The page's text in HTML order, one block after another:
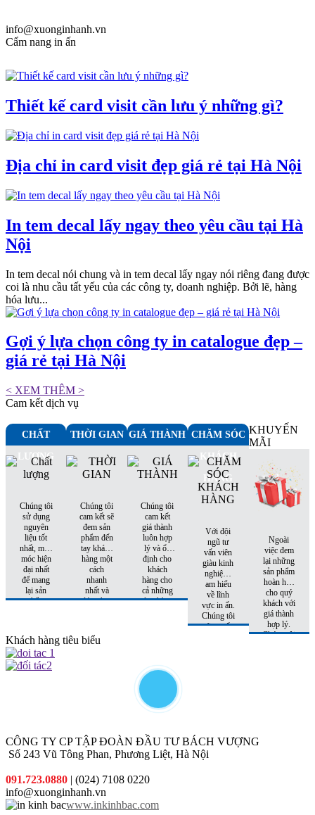
info@xuonginhanh.vn
Cẩm nang in ấn
Thiết kế card visit cần lưu ý những gì?
Địa chỉ in card visit đẹp giá rẻ tại Hà Nội
In tem decal lấy ngay theo yêu cầu tại Hà
Nội
In tem decal nói chung và in tem decal lấy ngay nói riêng đang được
coi là nhu cầu tất yếu của các công ty, doanh nghiệp. Bởi lẽ, hàng
hóa lưu...
Gợi ý lựa chọn công ty in catalogue đẹp –
giá rẻ tại Hà Nội
< XEM THÊM >
Cam kết dịch vụ
CHẤT
LƯỢNG
Chúng tôi
sử dụng
nguyên
liệu tốt
nhất, máy
móc hiện
đại nhất
để mang
lại sản
phẩm
hàng
THỜI GIAN
Chúng tôi
cam kết sẽ
đem sản
phẩm đến
tay khách
hàng một
cách
nhanh
nhất và
đúng hẹn
GIÁ THÀNH
Chúng tôi
cam kết
giá thành
luôn hợp
lý và ổn
định cho
khách
hàng cho
cả những
đơn hàng
CHĂM SÓC
KHÁCH
HÀNG
Với đội
ngũ tư
vấn viên
giàu kinh
nghiệm,
am hiểu
về lĩnh
vực in ấn.
Chúng tôi
sẽ tư vấn
KHUYẾN
MÃI
Ngoài
việc đem
lại những
sản phẩm
hoàn hảo
cho quý
khách với
giá thành
hợp lý.
Chúng tôi
Khách hàng tiêu biểu
CÔNG TY CP TẬP ĐOÀN ĐẦU TƯ BÁCH VƯỢNG
Số 243 Vũ Tông Phan, Phương Liệt, Hà Nội
091.723.0880 | (024) 7108 0220
info@xuonginhanh.vn
www.inkinhbac.com